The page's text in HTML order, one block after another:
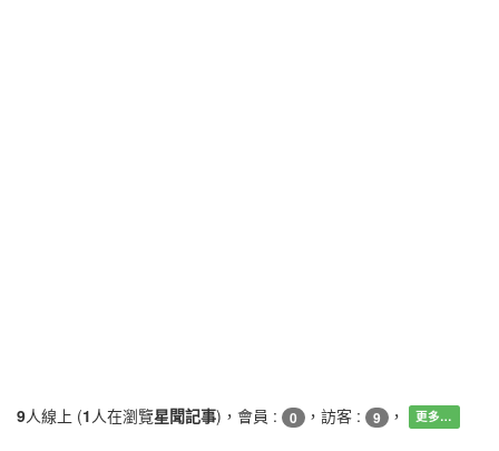
9人線上 (1 人在瀏覽星聞記事)，會員 : 0 ，訪客 : 9 ， 更多…